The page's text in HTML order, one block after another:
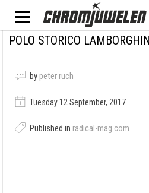
POLO STORICO
by peter ruch
Tuesday 12 September, 2017
Published in radical-mag.com